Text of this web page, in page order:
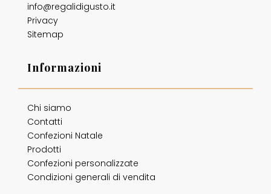
info@regalidigusto.it
Privacy
Sitemap
Informazioni
Chi siamo
Contatti
Confezioni Natale
Prodotti
Confezioni personalizzate
Condizioni generali di vendita